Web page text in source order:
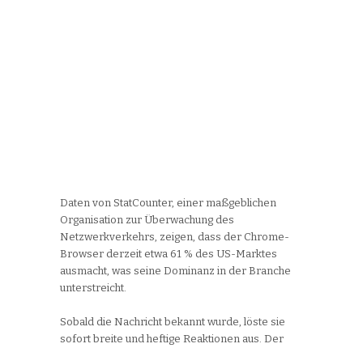
Daten von StatCounter, einer maßgeblichen
Organisation zur Überwachung des
Netzwerkverkehrs, zeigen, dass der Chrome-
Browser derzeit etwa 61 % des US-Marktes
ausmacht, was seine Dominanz in der Branche
unterstreicht.
Sobald die Nachricht bekannt wurde, löste sie
sofort breite und heftige Reaktionen aus. Der